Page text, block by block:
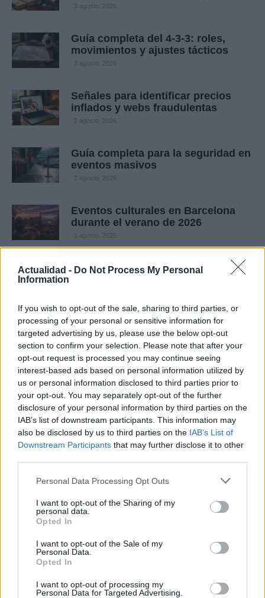
Actualidad - Do Not Process My Personal
Information
If you wish to opt-out of the sale, sharing to third parties, or
processing of your personal or sensitive information for
targeted advertising by us, please use the below opt-out
section to confirm your selection. Please note that after your
opt-out request is processed you may continue seeing
interest-based ads based on personal information utilized by
us or personal information disclosed to third parties prior to
your opt-out. You may separately opt-out of the further
disclosure of your personal information by third parties on the
IAB’s list of downstream participants. This information may
also be disclosed by us to third parties on the IAB’s List of
Downstream Participants that may further disclose it to other
Please note that this website/app uses one or more Google
not limited to your visit or usage behaviour. You may click to
grant or deny consent to Google and its third-party tags to
use your data for below specified purposes in below Google
consent section.
Personal Data Processing Opt Outs
I want to opt-out of the Sharing of my
personal data.
Opted In
I want to opt-out of the Sale of my
Personal Data.
Opted In
I want to opt-out of processing my
Personal Data for Targeted Advertising.
3 agosto, 2026
Guía completa del 4-3-3: roles,
movimientos y ajustes tácticos
3 agosto, 2026
Señales para identificar precios
inflados y webs fraudulentas
2 agosto, 2026
Guía completa para la seguridad en
eventos masivos
2 agosto, 2026
Eventos culturales en Barcelona
durante el verano de 2026
1 agosto, 2026
España pide reunión urgente de la
1 agosto, 2026
Guía completa para viajar con
bebés en verano sin estrés
31 julio, 2026
La situación actual de Ceuta y
Melilla: seguridad, migración y
relaciones internacionales
31 julio, 2026
Cómo protegerse del golpe de calor
con hábitos y señales esenciales
El duelo entre España y Rusia en el
30 julio, 2026
Musicoterapia y regulación
emocional: playlists funcionales